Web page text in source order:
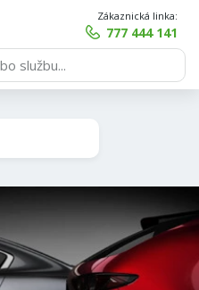
Zákaznická linka:
777 444 141